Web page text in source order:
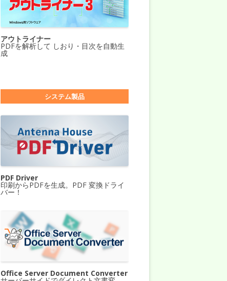
アウトライナー
PDFを解析して しおり・目次を自動生
成
システム製品
PDF Driver
印刷からPDFを生成。PDF 変換ドライ
バー！
Office Server Document Converter